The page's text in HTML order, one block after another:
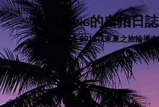
Yealing的自拍日誌
Banner – 2012花東夏之旅輪播中